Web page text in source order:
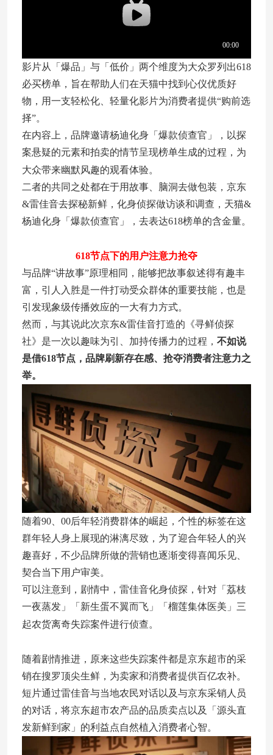
影片从「爆品」与「低价」两个维度为大众罗列出618
必买榜单，旨在帮助人们在天猫中找到心仪优质好
物，用一支轻松化、轻量化影片为消费者提供“购前选
择”。
在内容上，品牌邀请杨迪化身「爆款侦查官」，以探
案悬疑的元素和拍卖的情节呈现榜单生成的过程，为
大众带来幽默风趣的观看体验。
二者的共同之处都在于用故事、脑洞去做包装，京东
&雷佳音去探秘新鲜，化身侦探做访谈和调查，天猫&
杨迪化身「爆款侦查官」，去表达618榜单的含金量。
618节点下的用户注意力抢夺
与品牌“讲故事”原理相同，能够把故事叙述得有趣丰
富，引人入胜是一件打动受众群体的重要技能，也是
引发现象级传播效应的一大有力方式。
然而，与其说此次京东&雷佳音打造的《寻鲜侦探
社》是一次以趣味为引、加持传播力的过程， 不如说
是借618节点，品牌刷新存在感、抢夺消费者注意力之
举。
随着90、00后年轻消费群体的崛起，个性的标签在这
群年轻人身上展现的淋漓尽致，为了迎合年轻人的兴
趣喜好，不少品牌所做的营销也逐渐变得喜闻乐见、
契合当下用户审美。
可以注意到，剧情中，雷佳音化身侦探，针对「荔枝
一夜蒸发」「新生蛋不翼而飞」「榴莲集体医美」三
起农货离奇失踪案件进行侦查。
随着剧情推进，原来这些失踪案件都是京东超市的采
销在搜罗顶尖生鲜，为卖家和消费者提供百亿农补。
短片通过雷佳音与当地农民对话以及与京东采销人员
的对话，将京东超市农产品的品质卖点以及「源头直
发新鲜到家」的利益点自然植入消费者心智。